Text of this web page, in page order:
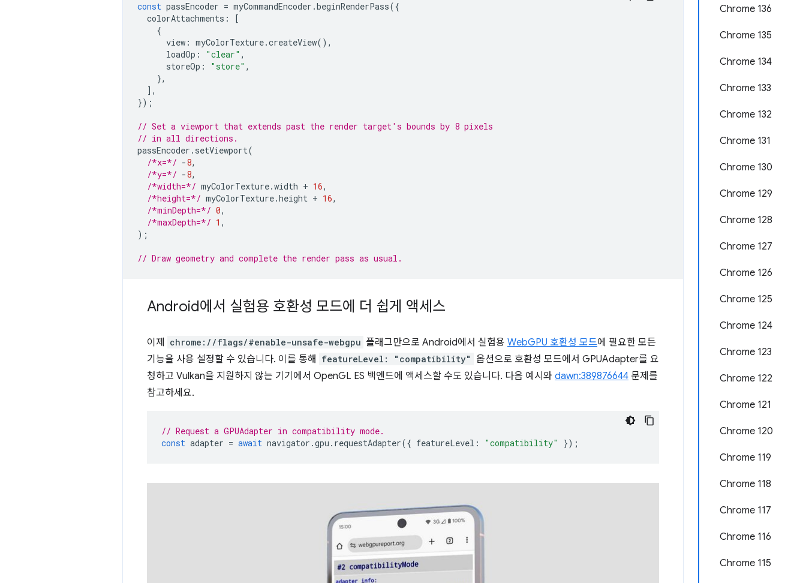
Chrome 136
Chrome 135
Chrome 134
Chrome 133
Chrome 132
Chrome 131
Chrome 130
Chrome 129
Chrome 128
Chrome 127
Chrome 126
Chrome 125
Chrome 124
Chrome 123
Chrome 122
Chrome 121
Chrome 120
Chrome 119
Chrome 118
Chrome 117
Chrome 116
Chrome 115
const passEncoder = myCommandEncoder .beginRenderPass({
colorAttachments :
[
{
view : myColorTexture.createView(),
loadOp : "clear" ,
storeOp : "store" ,
},
],
});
// Set a viewport that extends past the render target's bounds by 8 pixels
// in all directions.
passEncoder . setViewport(
/*x=*/ -8,
/*y=*/ -8,
/*width=*/ myColorTexture.width + 16,
/*height=*/ myColorTexture.height + 16,
/*minDepth=*/ 0,
/*maxDepth=*/ 1 ,
);
// Draw geometry and complete the render pass as usual.
Android에서 실험용 호환성 모드에 더 쉽게 액세스
이제 chrome://flags/#enable-unsafe-webgpu 플래그만으로 Android에서 실험용 WebGPU 호환성 모드에 필요한 모든
기능을 사용 설정할 수 있습니다. 이를 통해
featureLevel: "compatibility"
옵션으로 호환성 모드에서 GPUAdapter를 요
청하고 Vulkan을 지원하지 않는 기기에서 OpenGL ES 백엔드에 액세스할 수도 있습니다. 다음 예시와 dawn:389876644 문제를
참고하세요.
// Request a GPUAdapter in compatibility mode.
const adapter = await navigator .gpu . requestAdapter({ featureLevel : "compatibility" });